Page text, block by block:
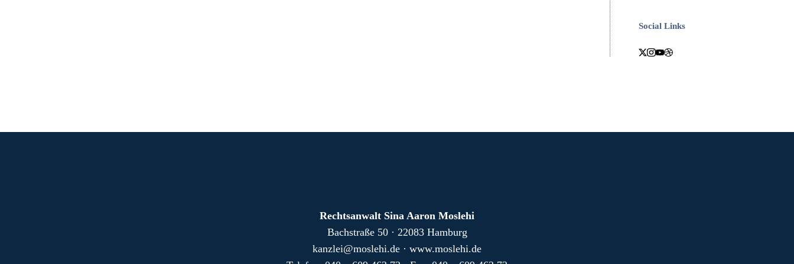
Social Links
Rechtsanwalt Sina Aaron Moslehi
Bachstraße 50 · 22083 Hamburg
ed.ihelsom@ielznak · www.moslehi.de